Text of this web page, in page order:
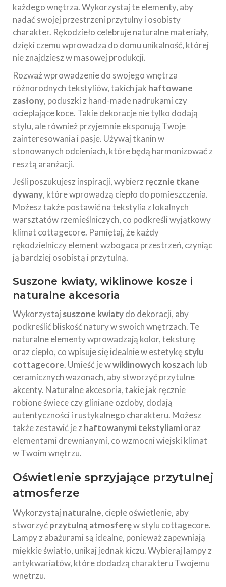
każdego wnętrza. Wykorzystaj te elementy, aby
nadać swojej przestrzeni przytulny i osobisty
charakter. Rękodzieło celebruje naturalne materiały,
dzięki czemu wprowadza do domu unikalność, której
nie znajdziesz w masowej produkcji.
Rozważ wprowadzenie do swojego wnętrza
różnorodnych tekstyliów, takich jak haftowane
zasłony, poduszki z hand-made nadrukami czy
ocieplające koce. Takie dekoracje nie tylko dodają
stylu, ale również przyjemnie eksponują Twoje
zainteresowania i pasje. Używaj tkanin w
stonowanych odcieniach, które będą harmonizować z
resztą aranżacji.
Jeśli poszukujesz inspiracji, wybierz ręcznie tkane
dywany, które wprowadzą ciepło do pomieszczenia.
Możesz także postawić na tekstylia z lokalnych
warsztatów rzemieślniczych, co podkreśli wyjątkowy
klimat cottagecore. Pamiętaj, że każdy
rękodzielniczy element wzbogaca przestrzeń, czyniąc
ją bardziej osobistą i przytulną.
Suszone kwiaty, wiklinowe kosze i
naturalne akcesoria
Wykorzystaj suszone kwiatydo dekoracji, aby
podkreślić bliskość natury w swoich wnętrzach. Te
naturalne elementy wprowadzają kolor, teksturę
oraz ciepło, co wpisuje się idealnie w estetykę stylu
cottagecore. Umieść je wwiklinowych koszach lub
ceramicznych wazonach, aby stworzyć przytulne
akcenty. Naturalne akcesoria, takie jak ręcznie
robione świece czy gliniane ozdoby, dodają
autentyczności i rustykalnego charakteru. Możesz
także zestawić je z haftowanymi tekstyliamioraz
elementami drewnianymi, co wzmocni wiejski klimat
w Twoim wnętrzu.
Oświetlenie sprzyjające przytulnej
atmosferze
Wykorzystaj naturalne, ciepłe oświetlenie, aby
stworzyćprzytulną atmosferęw stylu cottagecore.
Lampy z abażurami są idealne, ponieważ zapewniają
miękkie światło, unikaj jednak kiczu. Wybieraj lampy z
antykwariatów, które dodadzą charakteru Twojemu
wnętrzu.